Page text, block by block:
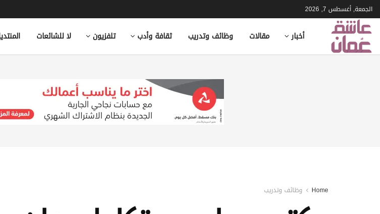
الجمعة, أغسطس 7, 2026
أخبار مقالات وظائف وتدريب ثقافة وأدب تلفزيون لا للشائعات
Home وظائف وتدريب